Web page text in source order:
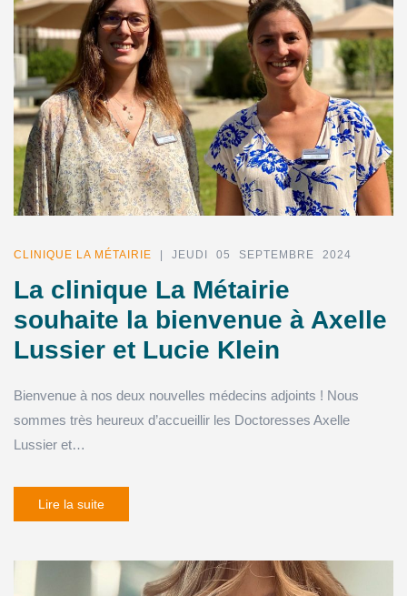
CLINIQUE LA MÉTAIRIE | JEUDI 05 SEPTEMBRE 2024
La clinique La Métairie
souhaite la bienvenue à Axelle
Lussier et Lucie Klein
Bienvenue à nos deux nouvelles médecins adjoints ! Nous
sommes très heureux d’accueillir les Doctoresses Axelle
Lussier et…
Lire la suite